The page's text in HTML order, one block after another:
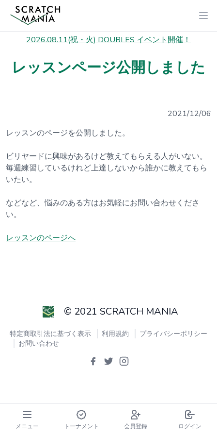
2026.08.11(祝・火) DOUBLES イベント開催！
レッスンページ公開しました
2021/12/06
レッスンのページを公開しました。
ビリヤードに興味があるけど教えてもらえる人がいない。
毎週練習しているけれど上達しないから誰かに教えてもら
いたい。
などなど、悩みのある方はお気軽にお問い合わせくださ
い。
レッスンのページへ
メニュー トーナメント 会員登録 ログイン
© 2021 SCRATCH MANIA
特定商取引法に基づく表示 利用規約
プライバシーポリシー
お問い合わせ